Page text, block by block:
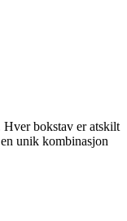
bokstav er atskilt
unik kombinasjon